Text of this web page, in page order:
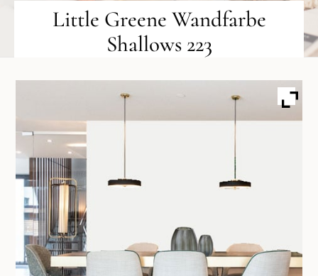
Little Greene Wandfarbe
Shallows 223